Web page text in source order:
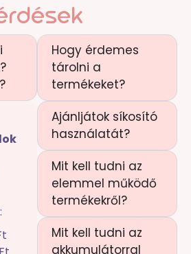
Hogy érdemes
tárolni a
termékeket?
Ajánljátok síkosító
használatát?
Mit kell tudni az
elemmel működő
termékekről?
Mit kell tudni az
akkumulátorral